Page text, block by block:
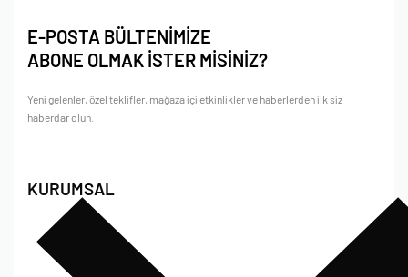
KURUMSAL
E-POSTA BÜLTENİMİZE
ABONE OLMAK İSTER MİSİNİZ?
Yeni gelenler, özel teklifler, mağaza içi etkinlikler ve haberlerden ilk siz
haberdar olun.